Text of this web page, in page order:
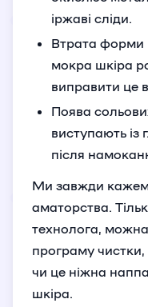
іржаві сліди.
Втрата форми
мокра шкіра
виправити це
Поява
виступають із
після
Ми завжди
аматорства.
технолога, можна
програму
чи це ніжна
шкіра.